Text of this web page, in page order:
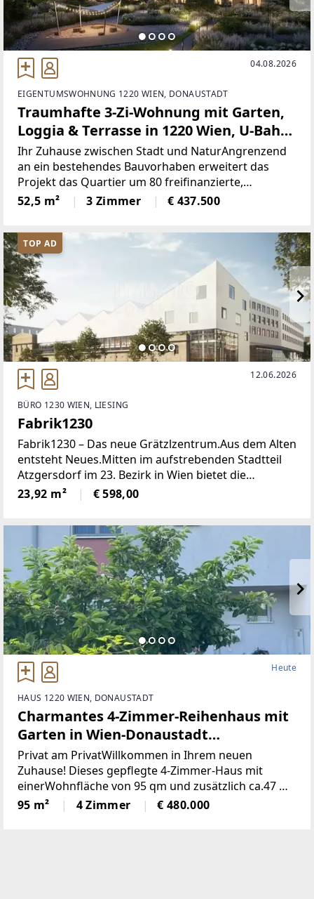
04.08.2026
EIGENTUMSWOHNUNG 1220 WIEN, DONAUSTADT
Traumhafte 3-Zi-Wohnung mit Garten,
Loggia & Terrasse in 1220 Wien, U-Bahn-
Nähe!
Ihr Zuhause zwischen Stadt und NaturAngrenzend
an ein bestehendes Bauvorhaben erweitert das
Projekt das Quartier um 80 freifinanzierte,
provisionsfreie Eigentumswohnungen sowie 37
PKW-Tiefgaragenstellplätze. Die gut
geplanten zwei und drei Zimmer
52,5 m² 3 Zimmer € 437.500
TOP AD
12.06.2026
BÜRO 1230 WIEN, LIESING
Fabrik1230
Fabrik1230 – Das neue Grätzlzentrum.Aus dem Alten
entsteht Neues.Mitten im aufstrebenden Stadtteil
Atzgersdorf im 23. Bezirk in Wien bietet die
Fabik1230 von SORAVIA moderne, flexibel
gestaltbare Büro-, Ordinations- und
23,92 m² € 598,00
Heute
HAUS 1220 WIEN, DONAUSTADT
Charmantes 4-Zimmer-Reihenhaus mit
Garten in Wien-Donaustadt
(Provisionsfrei)
Privat am PrivatWillkommen in Ihrem neuen
Zuhause! Dieses gepflegte 4-Zimmer-Haus mit
einerWohnfläche von 95 qm und zusätzlich ca.47 m2
Keller einem großzügigen Grundstückvon 197 qm
bietet Ihnen und Ihrer Familie den idealen
95 m² 4 Zimmer € 480.000